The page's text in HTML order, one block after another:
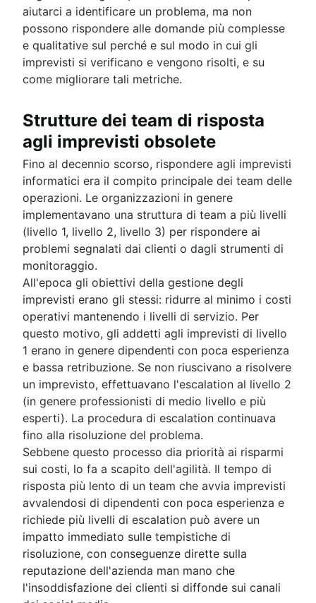
aiutarci a identificare un problema, ma non
possono rispondere alle domande più complesse
e qualitative sul perché e sul modo in cui gli
imprevisti si verificano e vengono risolti, e su
come migliorare tali metriche.
Strutture dei team di risposta
agli imprevisti obsolete
Fino al decennio scorso, rispondere agli imprevisti
informatici era il compito principale dei team delle
operazioni. Le organizzazioni in genere
implementavano una struttura di team a più livelli
(livello 1, livello 2, livello 3) per rispondere ai
problemi segnalati dai clienti o dagli strumenti di
monitoraggio.
All'epoca gli obiettivi della gestione degli
imprevisti erano gli stessi: ridurre al minimo i costi
operativi mantenendo i livelli di servizio. Per
questo motivo, gli addetti agli imprevisti di livello
1 erano in genere dipendenti con poca esperienza
e bassa retribuzione. Se non riuscivano a risolvere
un imprevisto, effettuavano l'escalation al livello 2
(in genere professionisti di medio livello e più
esperti). La procedura di escalation continuava
fino alla risoluzione del problema.
Sebbene questo processo dia priorità ai risparmi
sui costi, lo fa a scapito dell'agilità. Il tempo di
risposta più lento di un team che avvia imprevisti
avvalendosi di dipendenti con poca esperienza e
richiede più livelli di escalation può avere un
impatto immediato sulle tempistiche di
risoluzione, con conseguenze dirette sulla
reputazione dell'azienda man mano che
l'insoddisfazione dei clienti si diffonde sui canali